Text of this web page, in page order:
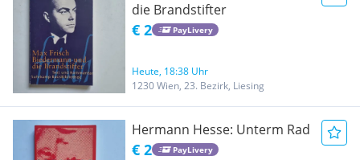
die Brandstifter
€ 2 PayLivery
Heute, 18:38 Uhr
1230 Wien, 23. Bezirk, Liesing
Hermann Hesse: Unterm Rad
€ 2 PayLivery